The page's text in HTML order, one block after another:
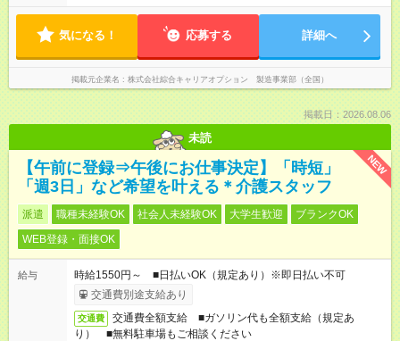
気になる！ 応募する 詳細へ
掲載元企業名 株式会社綜合キャリアオプション 製造事業部（全国）
掲載日：2026.08.06
未読
NEW
【午前に登録⇒午後にお仕事決定】「時短」
「週3日」など希望を叶える＊介護スタッフ
派遣 職種未経験OK 社会人未経験OK 大学生歓迎
ブランクOK
WEB登録・面接OK
給与
時給1550円～ ■日払いOK（規定あり）※即日払い不可
交通費別途支給あり
交通費
交通費全額支給 ■ガソリン代も全額支給（規定あ
り） ■無料駐車場もご相談ください